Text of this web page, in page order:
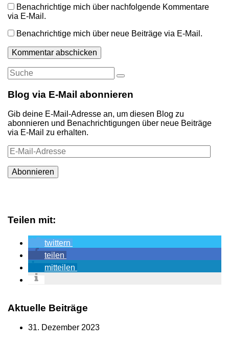
Benachrichtige mich über nachfolgende Kommentare
via E-Mail.
Benachrichtige mich über neue Beiträge via E-Mail.
Suche
nach:
Suche
Blog via E-Mail abonnieren
Gib deine E-Mail-Adresse an, um diesen Blog zu
abonnieren und Benachrichtigungen über neue Beiträge
via E-Mail zu erhalten.
E-
Mail-
Adresse
Abonnieren
Teilen mit:
twittern
teilen
mitteilen
Aktuelle Beiträge
31. Dezember 2023